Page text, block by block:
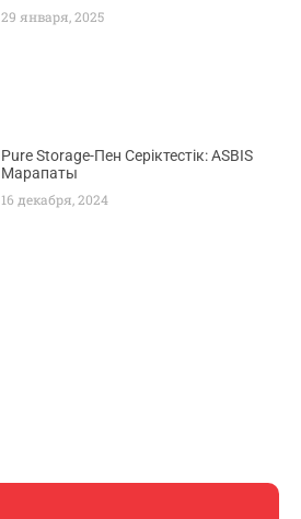
29 января, 2025
Pure Storage-Пен Серіктестік: ASBIS
Марапаты
16 декабря, 2024